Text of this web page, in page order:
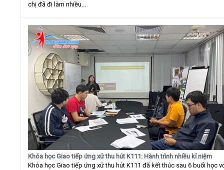
chị đã đi làm nhiều...
Khóa học Giao tiếp ứng xử thu hút K111: Hành trình nhiều kỉ niệm
Khóa học Giao tiếp ứng xử thu hút K111 đã kết thúc sau 6 buổi học